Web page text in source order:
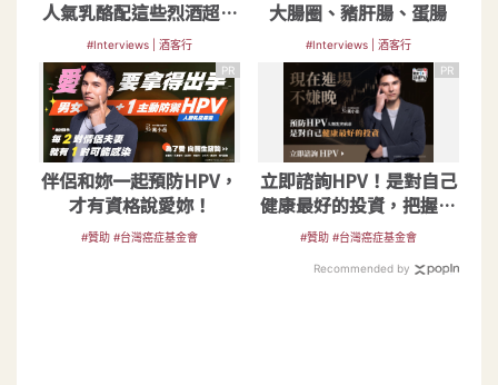
人氣乳酪配這些烈酒超對
味
#Interviews | 酒客行
大腸圈、豬肝腸、蛋腸
#Interviews | 酒客行
PR
伴侶和妳一起預防HPV，
才有資格說愛妳！
#贊助 #台灣癌症基金會
PR
立即諮詢HPV！是對自己
健康最好的投資，把握現
在不嫌晚！
#贊助 #台灣癌症基金會
Recommended by